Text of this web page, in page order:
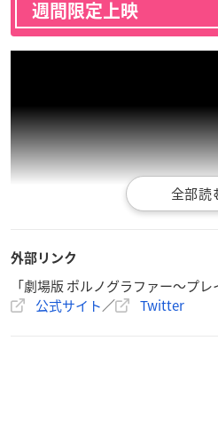
週間限定上映
外部リンク
「劇場版 ポルノグラファー～プレ
公式サイト／ Twitter